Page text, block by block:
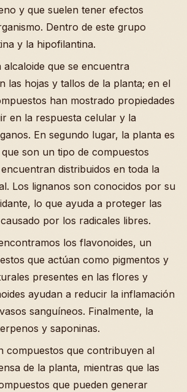
y que suelen tener efectos
Dentro de este grupo
y la hipofilantina.
alcaloide que se encuentra
las hojas y tallos de la planta; en el
han mostrado propiedades
en la respuesta celular y la
En segundo lugar, la planta es
son un tipo de compuestos
distribuidos en toda la
Los lignanos son conocidos por su
lo que ayuda a proteger las
por los radicales libres.
los flavonoides, un
que actúan como pigmentos y
presentes en las flores y
ayudan a reducir la inflamación
sanguíneos. Finalmente, la
y saponinas.
compuestos que contribuyen al
de la planta, mientras que las
que pueden generar